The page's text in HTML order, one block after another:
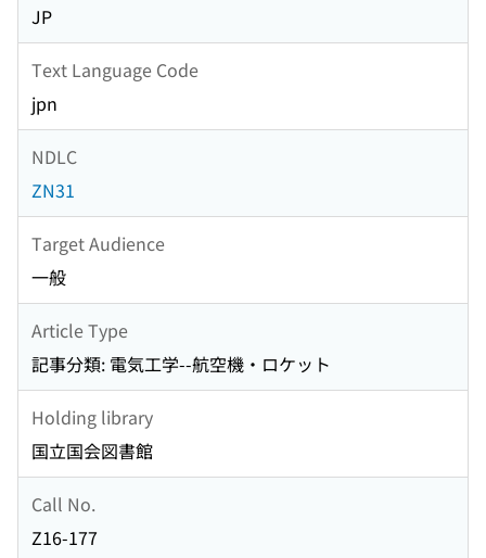
JP
Text Language Code
jpn
NDLC
ZN31
Target Audience
一般
Article Type
記事分類: 電気工学--航空機・ロケット
Holding library
国立国会図書館
Call No.
Z16-177